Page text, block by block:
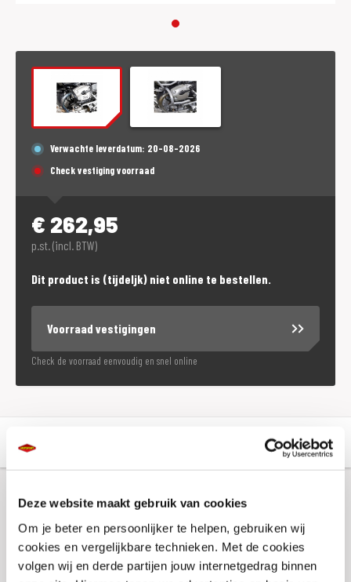
Deze website maakt gebruik van cookies
Om je beter en persoonlijker te helpen, gebruiken wij
cookies en vergelijkbare technieken. Met de cookies
volgen wij en derde partijen jouw internetgedrag binnen
Verwachte leverdatum: 20-08-2026
Check vestiging voorraad
€ 262,95
p.st. (incl. BTW)
Dit product is (tijdeljk) niet online te bestellen.
Voorraad vestigingen
Check de voorraad eenvoudig en snel online
Aanvullende informatie
Aanvullende informatie
Kleur
Zwart